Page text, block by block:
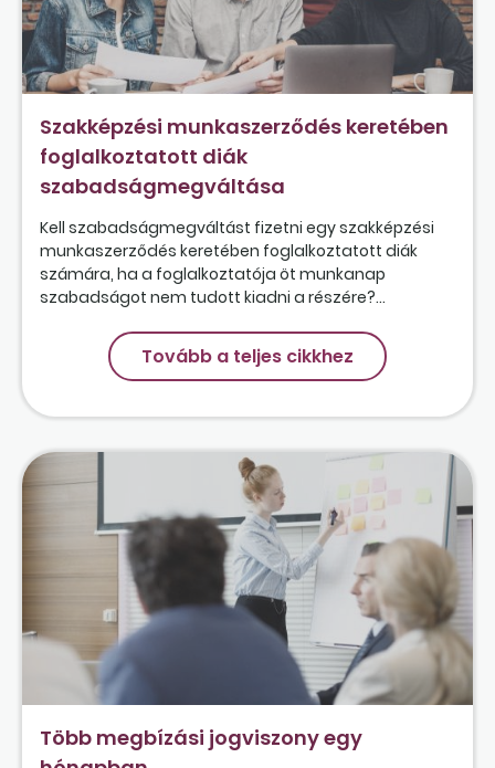
Szakképzési munkaszerződés keretében
foglalkoztatott diák
szabadságmegváltása
Kell szabadságmegváltást fizetni egy szakképzési
munkaszerződés keretében foglalkoztatott diák
számára, ha a foglalkoztatója öt munkanap
szabadságot nem tudott kiadni a részére?...
Tovább a teljes cikkhez
Több megbízási jogviszony egy